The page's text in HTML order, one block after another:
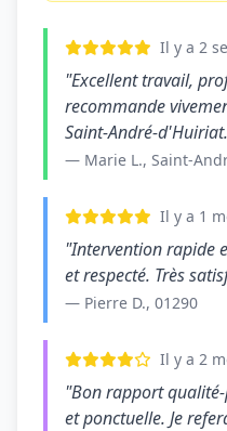
Il y a 2
"Excellent travail,
recommande
Saint-André-
— Marie L., Saint-
Il y a 1
"Intervention rapide
et respecté. Très
— Pierre D., 01290
Il y a 2
"Bon rapport
et ponctuelle. Je